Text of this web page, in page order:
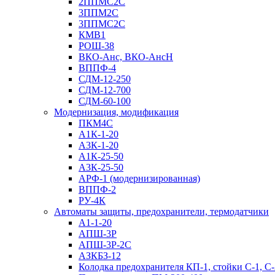
3ППМ2С
3ППМС2С
КМВ1
РОШ-38
ВКО-Анс, ВКО-АнсН
ВППФ-4
СДМ-12-250
СДМ-12-700
СДМ-60-100
Модернизация, модификация
ПКМ4С
А1К-1-20
А3К-1-20
А1К-25-50
А3К-25-50
АРФ-1 (модернизированная)
ВППФ-2
РУ-4К
Автоматы защиты, предохранители, термодатчики
А1-1-20
АПШ-3Р
АПШ-3P-2С
АЗКБЗ-12
Колодка предохранителя КП-1, стойки С-1,